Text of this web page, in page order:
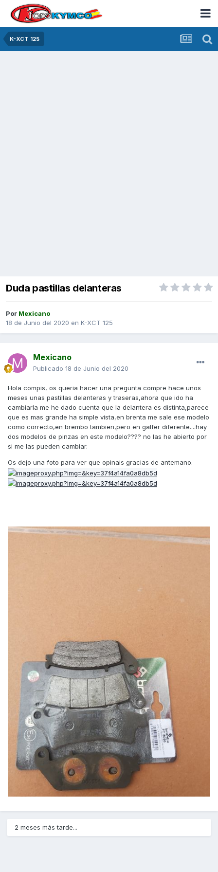
K-XCT 125
Duda pastillas delanteras
Por Mexicano
18 de Junio del 2020 en K-XCT 125
Mexicano
Publicado 18 de Junio del 2020
Hola compis, os queria hacer una pregunta compre hace unos
meses unas pastillas delanteras y traseras,ahora que ido ha
cambiarla me he dado cuenta que la delantera es distinta,parece
que es mas grande ha simple vista,en brenta me sale ese modelo
como correcto,en brembo tambien,pero en galfer diferente....hay
dos modelos de pinzas en este modelo???? no las he abierto por
si me las pueden cambiar.
Os dejo una foto para ver que opinais gracias de antemano.
2 meses más tarde...